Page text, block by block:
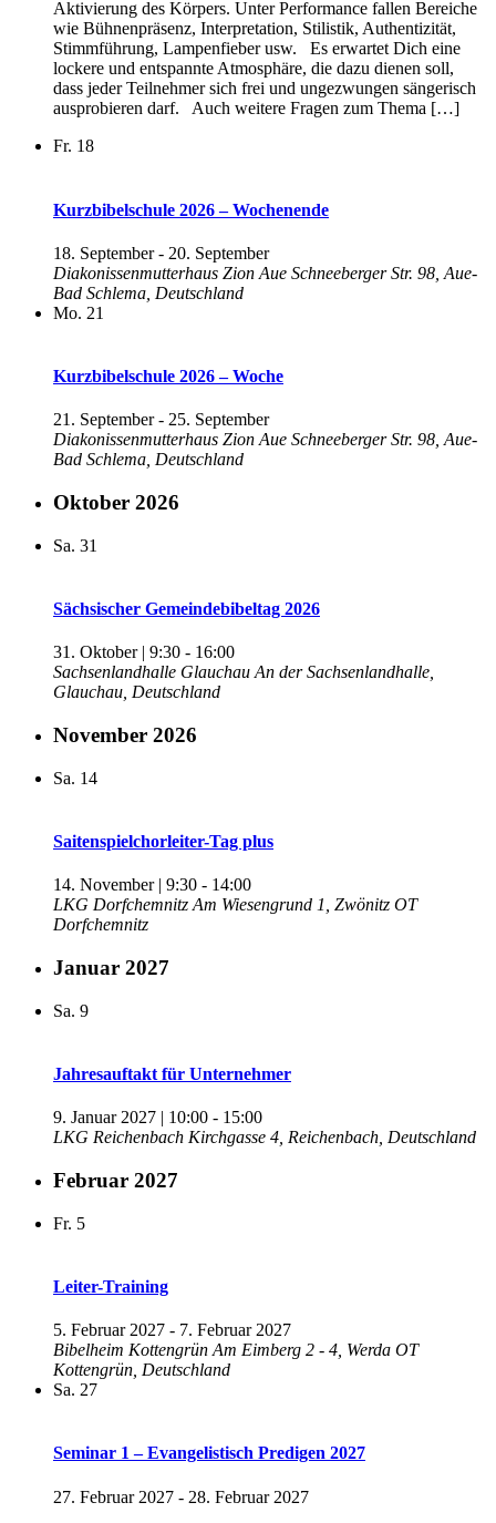
Aktivierung des Körpers. Unter Performance fallen Bereiche
wie Bühnenpräsenz, Interpretation, Stilistik, Authentizität,
Stimmführung, Lampenfieber usw. Es erwartet Dich eine
lockere und entspannte Atmosphäre, die dazu dienen soll,
dass jeder Teilnehmer sich frei und ungezwungen sängerisch
ausprobieren darf. Auch weitere Fragen zum Thema […]
Fr. 18
Kurzbibelschule 2026 – Wochenende
18. September- 20. September
Diakonissenmutterhaus Zion Aue Schneeberger Str. 98, Aue-
Bad Schlema, Deutschland
Mo. 21
Kurzbibelschule 2026 – Woche
21. September- 25. September
Diakonissenmutterhaus Zion Aue Schneeberger Str. 98, Aue-
Bad Schlema, Deutschland
Oktober 2026
Sa. 31
Sächsischer Gemeindebibeltag 2026
31. Oktober | 9:30 - 16:00
Sachsenlandhalle Glauchau An der Sachsenlandhalle,
Glauchau, Deutschland
November 2026
Sa. 14
Saitenspielchorleiter-Tag plus
14. November | 9:30 - 14:00
LKG Dorfchemnitz Am Wiesengrund 1, Zwönitz OT
Dorfchemnitz
Januar 2027
Sa. 9
Jahresauftakt für Unternehmer
9. Januar 2027 | 10:00 - 15:00
LKG Reichenbach Kirchgasse 4, Reichenbach, Deutschland
Februar 2027
Fr. 5
Leiter-Training
5. Februar 2027 - 7. Februar 2027
Bibelheim Kottengrün Am Eimberg 2 - 4, Werda OT
Kottengrün, Deutschland
Sa. 27
Seminar 1 – Evangelistisch Predigen 2027
27. Februar 2027 - 28. Februar 2027